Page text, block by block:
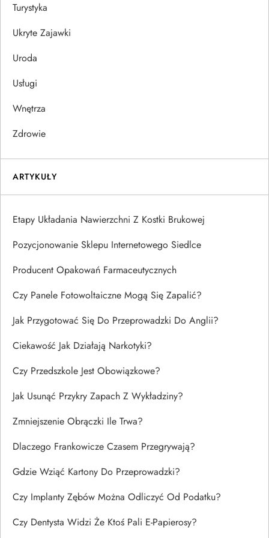
Turystyka
Ukryte Zajawki
Uroda
Usługi
Wnętrza
Zdrowie
ARTYKUŁY
Etapy Układania Nawierzchni Z Kostki Brukowej
Pozycjonowanie Sklepu Internetowego Siedlce
Producent Opakowań Farmaceutycznych
Czy Panele Fotowoltaiczne Mogą Się Zapalić?
Jak Przygotować Się Do Przeprowadzki Do Anglii?
Ciekawość Jak Działają Narkotyki?
Czy Przedszkole Jest Obowiązkowe?
Jak Usunąć Przykry Zapach Z Wykładziny?
Zmniejszenie Obrączki Ile Trwa?
Dlaczego Frankowicze Czasem Przegrywają?
Gdzie Wziąć Kartony Do Przeprowadzki?
Czy Implanty Zębów Można Odliczyć Od Podatku?
Czy Dentysta Widzi Że Ktoś Pali E-Papierosy?